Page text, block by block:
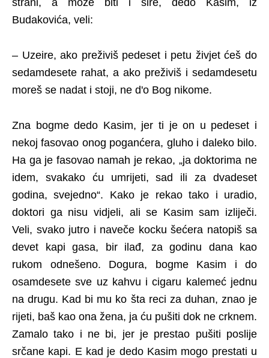
strani, a može biti i šire, dedo Kasim, iz
Budakovića, veli:
– Uzeire, ako preživiš pedeset i petu živjet ćeš do
sedamdesete rahat, a ako preživiš i sedamdesetu
moreš se nadat i stoji, ne d'o Bog nikome.
Zna bogme dedo Kasim, jer ti je on u pedeset i
nekoj fasovao onog poganćera, gluho i daleko bilo.
Ha ga je fasovao namah je rekao, „ja doktorima ne
idem, svakako ću umrijeti, sad ili za dvadeset
godina, svejedno“. Kako je rekao tako i uradio,
doktori ga nisu vidjeli, ali se Kasim sam izliječi.
Veli, svako jutro i naveče kocku šećera natopiš sa
devet kapi gasa, bir ilađ, za godinu dana kao
rukom odnešeno. Dogura, bogme Kasim i do
osamdesete sve uz kahvu i cigaru kalemeć jednu
na drugu. Kad bi mu ko šta reci za duhan, znao je
rijeti, baš kao ona žena, ja ću pušiti dok ne crknem.
Zamalo tako i ne bi, jer je prestao pušiti poslije
srčane kapi. E kad je dedo Kasim mogo prestati u